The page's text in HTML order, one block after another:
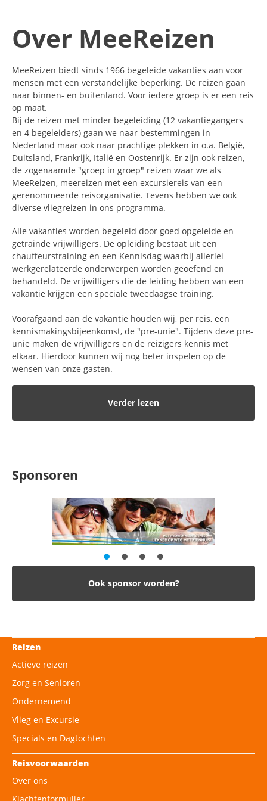
Over MeeReizen
MeeReizen biedt sinds 1966 begeleide vakanties aan voor
mensen met een verstandelijke beperking. De reizen gaan
naar binnen- en buitenland. Voor iedere groep is er een reis
op maat.
Bij de reizen met minder begeleiding (12 vakantiegangers
en 4 begeleiders) gaan we naar bestemmingen in
Nederland maar ook naar prachtige plekken in o.a. België,
Duitsland, Frankrijk, Italië en Oostenrijk. Er zijn ook reizen,
de zogenaamde "groep in groep" reizen waar we als
MeeReizen, meereizen met een excursiereis van een
gerenommeerde reisorganisatie. Tevens hebben we ook
diverse vliegreizen in ons programma.
Alle vakanties worden begeleid door goed opgeleide en
getrainde vrijwilligers. De opleiding bestaat uit een
chauffeurstraining en een Kennisdag waarbij allerlei
werkgerelateerde onderwerpen worden geoefend en
behandeld. De vrijwilligers die de leiding hebben van een
vakantie krijgen een speciale tweedaagse training.
Voorafgaand aan de vakantie houden wij, per reis, een
kennismakingsbijeenkomst, de "pre-unie". Tijdens deze pre-
unie maken de vrijwilligers en de reizigers kennis met
elkaar. Hierdoor kunnen wij nog beter inspelen op de
wensen van onze gasten.
Verder lezen
Sponsoren
Ook sponsor worden?
Reizen
Actieve reizen
Zorg en Senioren
Ondernemend
Vlieg en Excursie
Specials en Dagtochten
Reisvoorwaarden
Over ons